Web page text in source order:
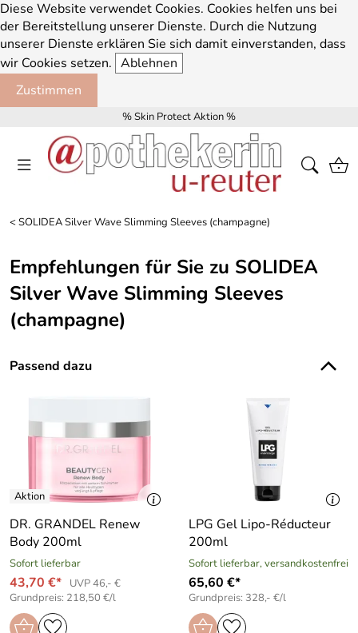
Diese Website verwendet Cookies. Cookies helfen uns bei
der Bereitstellung unserer Dienste. Durch die Nutzung
unserer Dienste erklären Sie sich damit einverstanden, dass
wir Cookies setzen. Ablehnen
Zustimmen
% Skin Protect Aktion %
<SOLIDEA Silver Wave Slimming Sleeves (champagne)
Empfehlungen für Sie zu SOLIDEA
Silver Wave Slimming Sleeves
(champagne)
Passend dazu
DR. GRANDEL Renew
Body 200ml
Sofort lieferbar
43,70 €*
UVP 46,- €
Grundpreis: 218,50 €/l
LPG Gel Lipo-Réducteur
200ml
Sofort lieferbar, versandkostenfrei
65,60 €*
Grundpreis: 328,- €/l